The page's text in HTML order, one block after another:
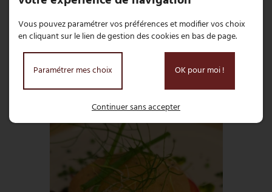
Vous pouvez paramétrer vos préférences et modifier vos choix
en cliquant sur le lien de gestion des cookies en bas de page.
Paramétrer mes choix OK pour moi !
Continuer sans accepter